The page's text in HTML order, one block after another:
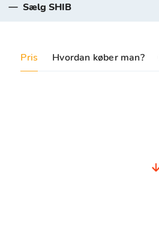
sælg SHIB
Pris Hvordan køber man?